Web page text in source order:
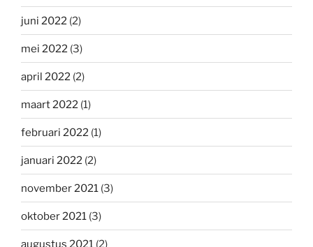
juni 2022 (2)
mei 2022 (3)
april 2022 (2)
maart 2022 (1)
februari 2022 (1)
januari 2022 (2)
november 2021 (3)
oktober 2021 (3)
augustus 2021 (2)